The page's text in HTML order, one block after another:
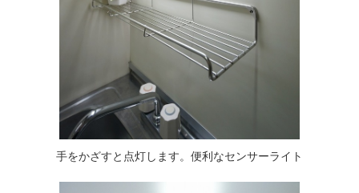
手をかざすと点灯します。便利なセンサーライト